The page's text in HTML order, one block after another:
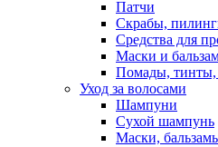
Патчи
Скрабы,
Средства для
Маски и
Помады, тинты,
Уход за волосами
Шампуни
Сухой шампунь
Маски,